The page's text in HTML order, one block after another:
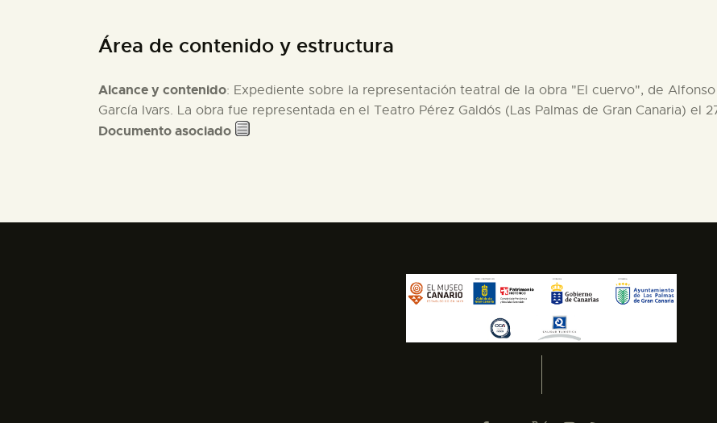
Área de contenido y estructura
Alcance y contenido: Expediente sobre la representación teatral de la obra "El cuervo", de
García Ivars. La obra fue representada en el Teatro Pérez Galdós (Las Palmas de Gran Canaria) el
Documento asociado